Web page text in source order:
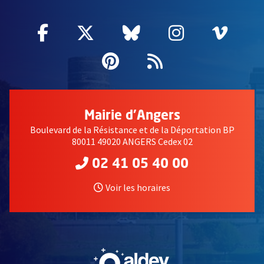
Facebook
, Ouvre une nouvelle fenêtre
Twitter
, Ouvre une nouvelle
Bluesky
, Ouvre une
Instagram
, Ouvre
,
Pinterest
, Ouvre une
Flux RSS
Mairie d'Angers
Boulevard de la Résistance et de la Déportation BP
80011 49020 ANGERS Cedex 02
02 41 05 40 00
Voir les horaires